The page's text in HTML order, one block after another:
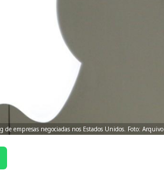
empresas negociadas nos Estados Unidos. Foto: Arquivo